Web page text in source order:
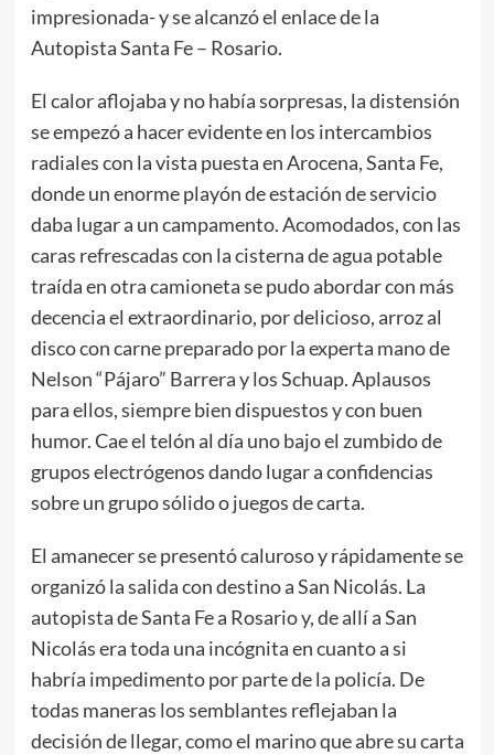
impresionada- y se alcanzó el enlace de la
Autopista Santa Fe – Rosario.
El calor aflojaba y no había sorpresas, la distensión
se empezó a hacer evidente en los intercambios
radiales con la vista puesta en Arocena, Santa Fe,
donde un enorme playón de estación de servicio
daba lugar a un campamento. Acomodados, con las
caras refrescadas con la cisterna de agua potable
traída en otra camioneta se pudo abordar con más
decencia el extraordinario, por delicioso, arroz al
disco con carne preparado por la experta mano de
Nelson “Pájaro” Barrera y los Schuap. Aplausos
para ellos, siempre bien dispuestos y con buen
humor. Cae el telón al día uno bajo el zumbido de
grupos electrógenos dando lugar a confidencias
sobre un grupo sólido o juegos de carta.
El amanecer se presentó caluroso y rápidamente se
organizó la salida con destino a San Nicolás. La
autopista de Santa Fe a Rosario y, de allí a San
Nicolás era toda una incógnita en cuanto a si
habría impedimento por parte de la policía. De
todas maneras los semblantes reflejaban la
decisión de llegar, como el marino que abre su carta